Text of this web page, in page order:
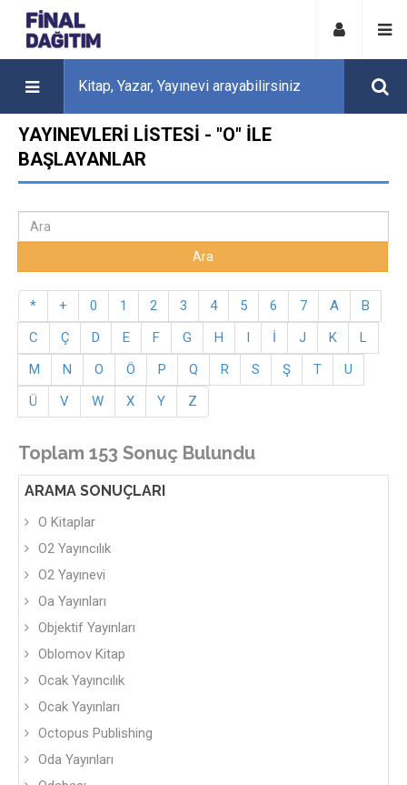
YAYINEVLERI LISTESI - "O" ILE
BAŞLAYANLAR
* + 0 1 2 3 4 5 6 7 A
B
C
Ç D E F G H I İ J K
L
M
N O Ö P Q R S Ş T
U
Ü
V W X Y Z
Toplam 153 Sonuç Bulundu
ARAMA SONUÇLARI
O Kitaplar
O2 Yayıncılık
O2 Yayınevi
Oa Yayınları
Objektif Yayınları
Oblomov Kitap
Ocak Yayıncılık
Ocak Yayınları
Octopus Publishing
Oda Yayınları